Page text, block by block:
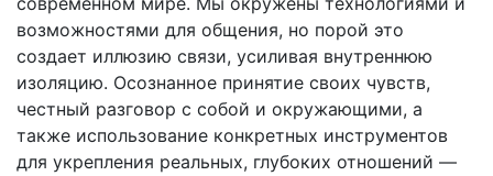
возможностями для общения, но порой это
создает иллюзию связи, усиливая внутреннюю
изоляцию. Осознанное принятие своих чувств,
честный разговор с собой и окружающими, а
также использование конкретных инструментов
для укрепления реальных, глубоких отношений —